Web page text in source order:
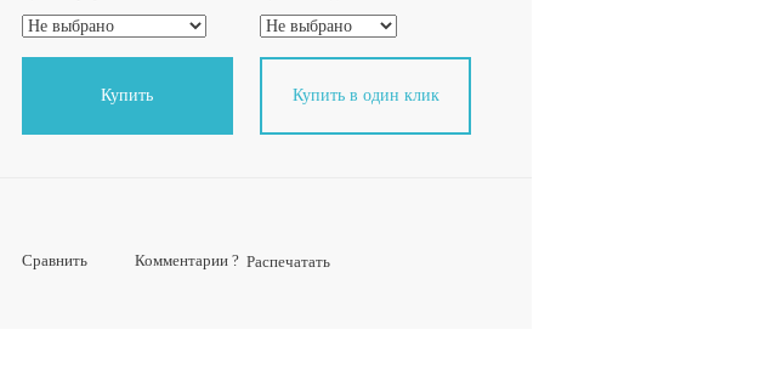
Купить Купить в один клик
Сравнить Комментарии ? Распечатать